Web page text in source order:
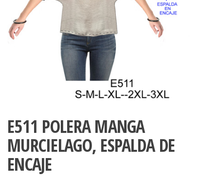
accumark ,
pdf , Moldes
Gerber ,
ropa,
Graduaciones,
Ploteo y
Digitalización
Santiago-
E511 POLERA MANGA
MURCIELAGO, ESPALDA DE
ENCAJE